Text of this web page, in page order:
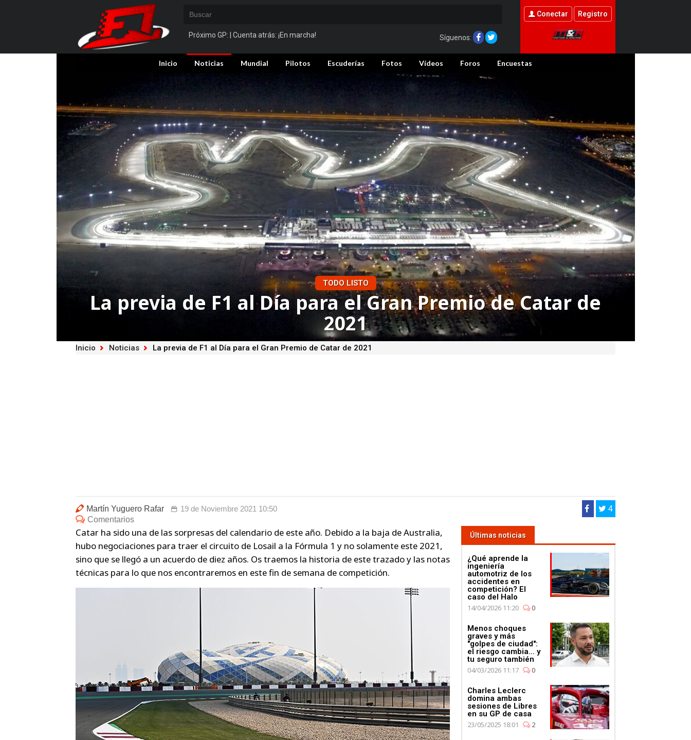
Próximo GP: | Cuenta atrás: ¡En marcha! Síguenos:
Conectar Registro
Inicio Noticias Mundial Pilotos Escuderías Fotos Vídeos Foros Encuestas
TODO LISTO
La previa de F1 al Día para el Gran Premio de Catar de
2021
Inicio Noticias La previa de F1 al Día para el Gran Premio de Catar de 2021
Martín Yuguero Rafar
19 de Noviembre 2021 10:50
Comentarios
4
Catar ha sido una de las sorpresas del calendario de este año. Debido a la baja de Australia,
hubo negociaciones para traer el circuito de Losail a la Fórmula 1 y no solamente este 2021,
sino que se llegó a un acuerdo de diez años. Os traemos la historia de este trazado y las notas
técnicas para lo que nos encontraremos en este fin de semana de competición.
Últimas noticias
¿Qué aprende la
ingeniería
automotriz de los
accidentes en
competición? El
caso del Halo
14/04/2026 11:20
0
Menos choques
graves y más
"golpes de ciudad":
el riesgo cambia... y
tu seguro también
04/03/2026 11:17
0
Charles Leclerc
domina ambas
sesiones de Libres
en su GP de casa
23/05/2025 18:01
2